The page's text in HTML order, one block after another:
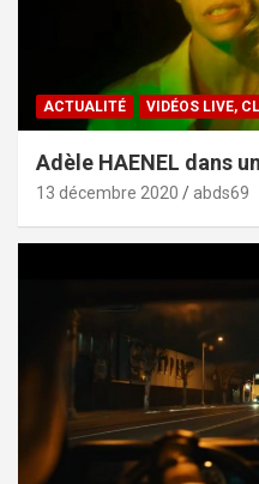
ACTUALITÉ VIDÉOS LIVE,
Adèle HAENEL dans
13 décembre 2020 abds69